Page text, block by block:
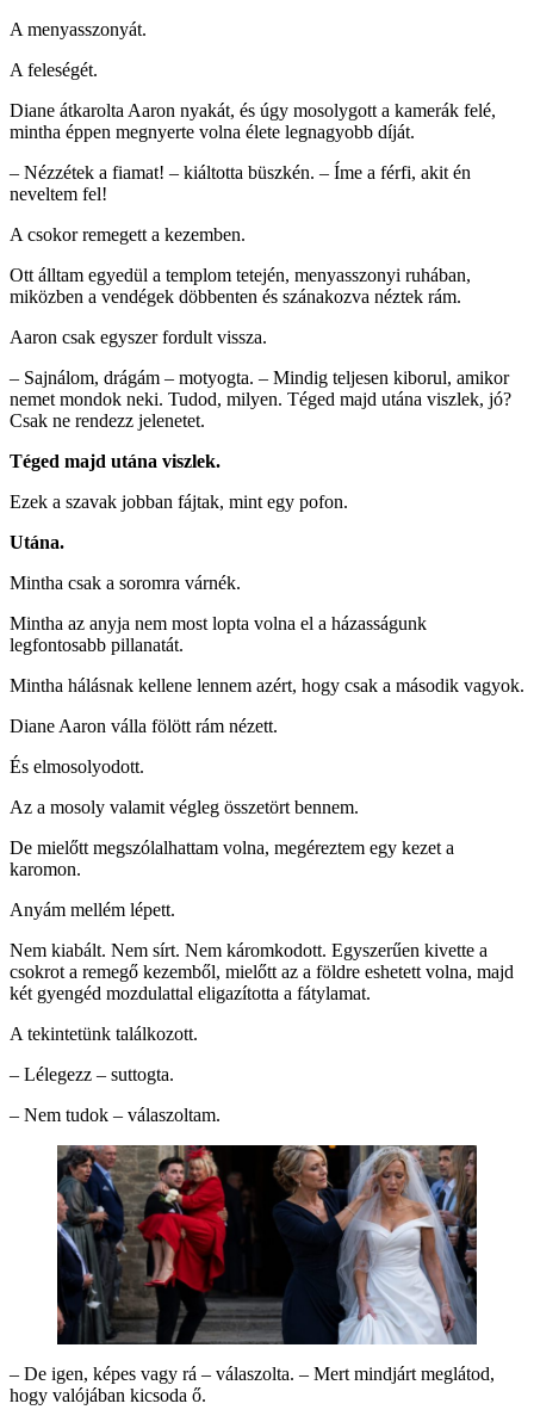
A menyasszonyát.
A feleségét.
Diane átkarolta Aaron nyakát, és úgy mosolygott a kamerák felé,
mintha éppen megnyerte volna élete legnagyobb díját.
– Nézzétek a fiamat! – kiáltotta büszkén. – Íme a férfi, akit én
neveltem fel!
A csokor remegett a kezemben.
Ott álltam egyedül a templom tetején, menyasszonyi ruhában,
miközben a vendégek döbbenten és szánakozva néztek rám.
Aaron csak egyszer fordult vissza.
– Sajnálom, drágám – motyogta. – Mindig teljesen kiborul, amikor
nemet mondok neki. Tudod, milyen. Téged majd utána viszlek, jó?
Csak ne rendezz jelenetet.
Téged majd utána viszlek.
Ezek a szavak jobban fájtak, mint egy pofon.
Utána.
Mintha csak a soromra várnék.
Mintha az anyja nem most lopta volna el a házasságunk
legfontosabb pillanatát.
Mintha hálásnak kellene lennem azért, hogy csak a második vagyok.
Diane Aaron válla fölött rám nézett.
És elmosolyodott.
Az a mosoly valamit végleg összetört bennem.
De mielőtt megszólalhattam volna, megéreztem egy kezet a
karomon.
Anyám mellém lépett.
Nem kiabált. Nem sírt. Nem káromkodott. Egyszerűen kivette a
csokrot a remegő kezemből, mielőtt az a földre eshetett volna, majd
két gyengéd mozdulattal eligazította a fátylamat.
A tekintetünk találkozott.
– Lélegezz – suttogta.
– Nem tudok – válaszoltam.
– De igen, képes vagy rá – válaszolta. – Mert mindjárt meglátod,
hogy valójában kicsoda ő.